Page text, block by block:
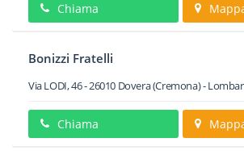
Chiama
Bonizzi Fratelli
Via LODI, 46-26010 Dovera(Cremona) -
Chiama